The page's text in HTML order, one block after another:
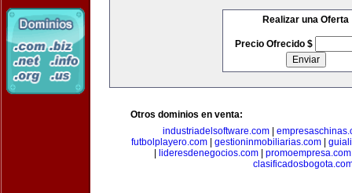
Realizar una Oferta
Precio Ofrecido $
Otros dominios en venta:
industriadelsoftware.com
futbolplayero.com| gestioninmobiliarias.com|
lideresdenegocios.com promoempresa.com